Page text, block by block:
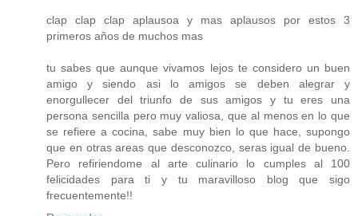
clap clap clap aplausoa y mas aplausos por estos 3
primeros años de muchos mas
tu sabes que aunque vivamos lejos te considero un buen
amigo y siendo asi lo amigos se deben alegrar y
enorgullecer del triunfo de sus amigos y tu eres una
persona sencilla pero muy valiosa, que al menos en lo que
se refiere a cocina, sabe muy bien lo que hace, supongo
que en otras areas que desconozco, seras igual de bueno.
Pero refiriendome al arte culinario lo cumples al 100
felicidades para ti y tu maravilloso blog que sigo
frecuentemente!!